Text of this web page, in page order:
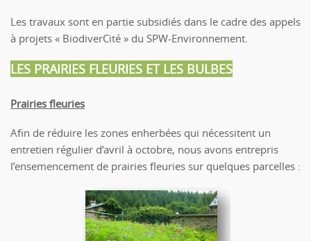
Les travaux sont en partie subsidiés dans le cadre des appels
à projets « BiodiverCité » du SPW-Environnement.
LES PRAIRIES FLEURIES ET LES BULBES
Prairies fleuries
Afin de réduire les zones enherbées qui nécessitent un
entretien régulier d’avril à octobre, nous avons entrepris
l’ensemencement de prairies fleuries sur quelques parcelles :